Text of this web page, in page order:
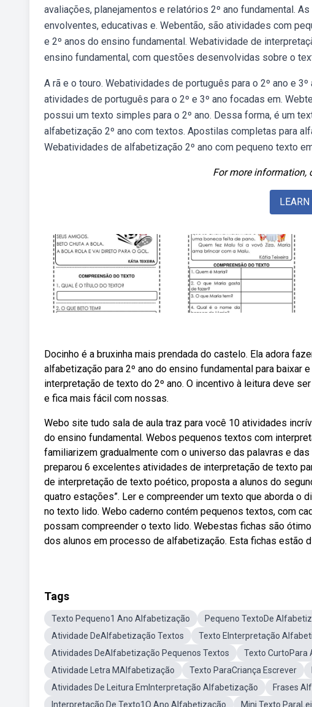
avaliações, planejamentos e relatórios 2º ano fundamental.
envolventes, educativas e. Webentão, são atividades com
e 2º anos do ensino fundamental. Webatividade de
ensino fundamental, com questões desenvolvidas sobre o
A rã e o touro. Webatividades de português para o 2º ano e
atividades de português para o 2º e 3º ano focadas em.
possui um texto simples para o 2º ano. Dessa forma, é um
alfabetização 2º ano com textos. Apostilas completas para
Webatividades de alfabetização 2º ano com pequeno texto
For more information,
Docinho é a bruxinha mais prendada do castelo. Ela adora
alfabetização para 2º ano do ensino fundamental para baixar
interpretação de texto do 2º ano. O incentivo à leitura deve
e fica mais fácil com nossas.
Webo site tudo sala de aula traz para você 10 atividades
do ensino fundamental. Webos pequenos textos com
familiarizem gradualmente com o universo das palavras e
preparou 6 excelentes atividades de interpretação de texto
de interpretação de texto poético, proposta a alunos do
quatro estações”. Ler e compreender um texto que aborda o
no texto lido. Webo caderno contém pequenos textos, com
possam compreender o texto lido. Webestas fichas são
dos alunos em processo de alfabetização. Esta fichas estão
Tags
Texto Pequeno1 Ano Alfabetização Pequeno TextoDe
Atividade DeAlfabetização Textos
Texto EInterpretação
Atividades DeAlfabetização Pequenos Textos
Texto CurtoPara
Atividade Letra MAlfabetização
Texto ParaCriança Escrever
Atividades De Leitura EmInterpretação Alfabetização
Frases
Interpretação De Texto1O Ano Alfabetização
Mini Texto